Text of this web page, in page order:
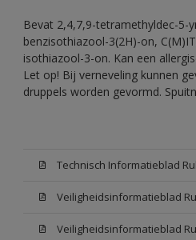
Bevat 2,4,7,9-tetramethyldec-5-
benzisothiazool-3(2H)-on,
isothiazool-3-on. Kan een
Let op! Bij verneveling kunnen
druppels worden gevormd.
Technisch Informatieblad